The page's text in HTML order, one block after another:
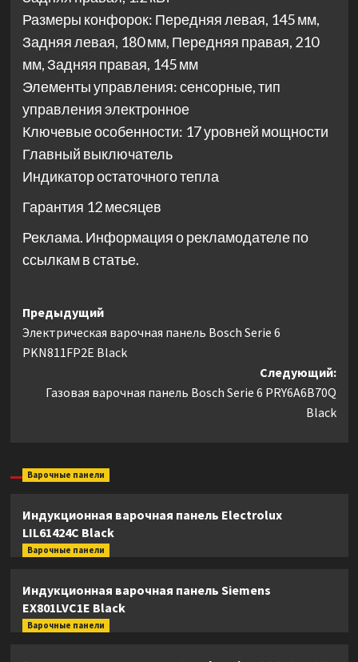
Размеры конфорок: Передняя левая, 145 мм,
Задняя левая, 180 мм, Передняя правая, 210
мм, Задняя правая, 145 мм
Элементы управления: сенсорные, тип
управления электронное
Ключевые особенности: 17 уровней мощности
Главный выключатель
Индикатор остаточного тепла
Гарантия 12 месяцев
Реклама. Информация о рекламодателе по
ссылкам в статье.
Навигация
записи
Предыдущий
Электрическая варочная панель Bosch Serie 6
PKN811FP2E Black
Следующий:
Газовая варочная панель Bosch Serie 6 PRY6A6B70Q
Black
Варочные панели
Индукционная варочная панель Electrolux
LIL61424C Black
Варочные панели
Индукционная варочная панель Siemens
EX801LVC1E Black
Варочные панели